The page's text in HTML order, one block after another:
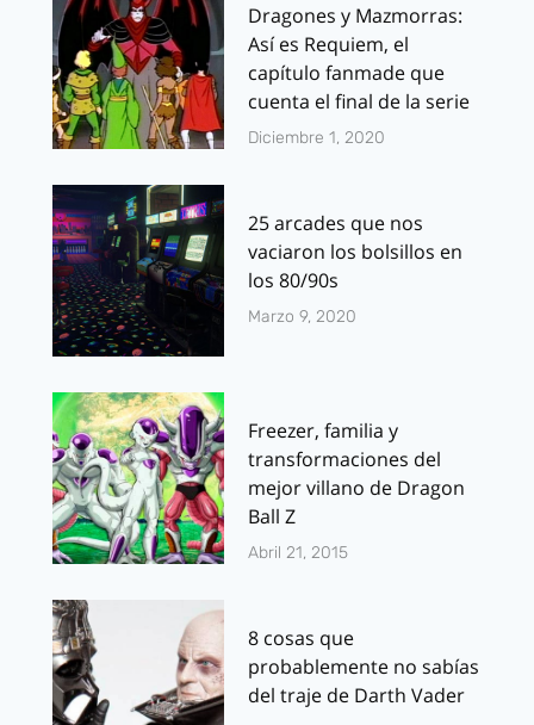
Dragones y Mazmorras:
Así es Requiem, el
capítulo fanmade que
cuenta el final de la serie
Diciembre 1, 2020
25 arcades que nos
vaciaron los bolsillos en
los 80/90s
Marzo 9, 2020
Freezer, familia y
transformaciones del
mejor villano de Dragon
Ball Z
Abril 21, 2015
8 cosas que
probablemente no sabías
del traje de Darth Vader